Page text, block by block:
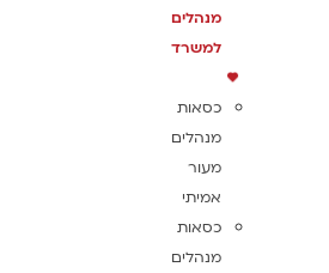
מנהלים
למשרד
כסאות
מנהלים
מעור
אמיתי
כסאות
מנהלים